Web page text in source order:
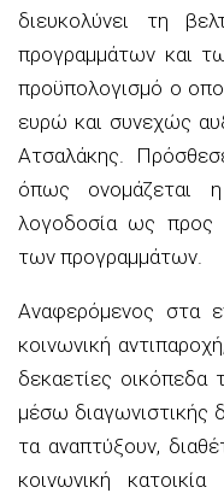
διευκολύνει τη
προγραμμάτων και
προϋπολογισμό ο
ευρώ και συνεχώς
Ατσαλάκης.
όπως ονομάζεται
λογοδοσία ως προς
των προγραμμάτων.
Αναφερόμενος στα
κοινωνική
δεκαετίες οικόπεδα
μέσω διαγωνιστικής
τα αναπτύξουν,
κοινωνική